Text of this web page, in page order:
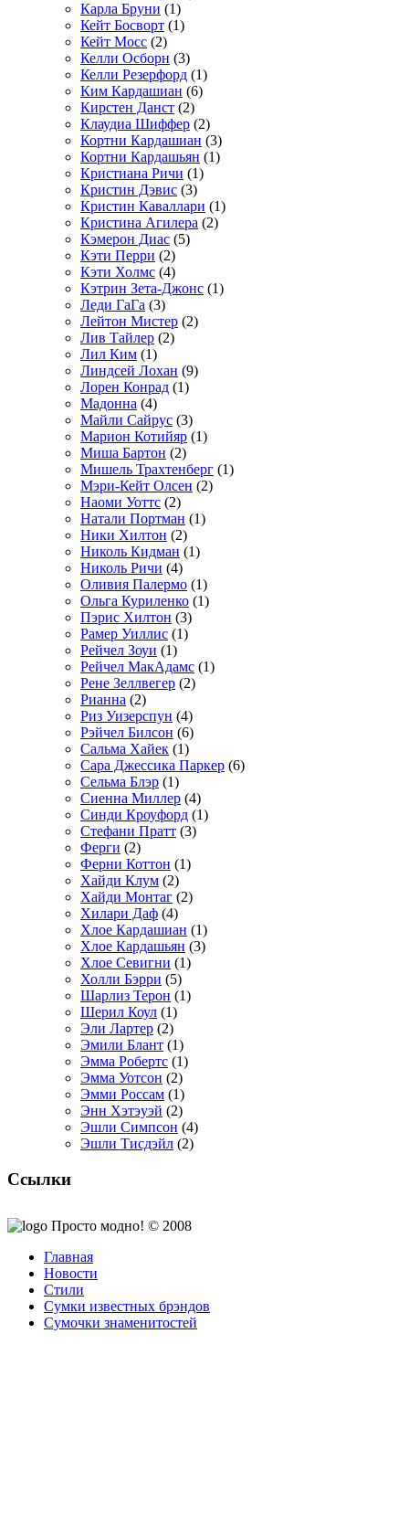
Карла Бруни (1)
Кейт Босворт (1)
Кейт Мосс (2)
Келли Осборн (3)
Келли Резерфорд (1)
Ким Кардашиан (6)
Кирстен Данст (2)
Клаудиа Шиффер (2)
Кортни Кардашиан (3)
Кортни Кардашьян (1)
Кристиана Ричи (1)
Кристин Дэвис (3)
Кристин Каваллари (1)
Кристина Агилера (2)
Кэмерон Диас (5)
Кэти Перри (2)
Кэти Холмс (4)
Кэтрин Зета-Джонс (1)
Леди ГаГа (3)
Лейтон Мистер (2)
Лив Тайлер (2)
Лил Ким (1)
Линдсей Лохан (9)
Лорен Конрад (1)
Мадонна (4)
Майли Сайрус (3)
Марион Котийяр (1)
Миша Бартон (2)
Мишель Трахтенберг (1)
Мэри-Кейт Олсен (2)
Наоми Уоттс (2)
Натали Портман (1)
Ники Хилтон (2)
Николь Кидман (1)
Николь Ричи (4)
Оливия Палермо (1)
Ольга Куриленко (1)
Пэрис Хилтон (3)
Рамер Уиллис (1)
Рейчел Зоуи (1)
Рейчел МакАдамс (1)
Рене Зеллвегер (2)
Рианна (2)
Риз Уизерспун (4)
Рэйчел Билсон (6)
Сальма Хайек (1)
Сара Джессика Паркер (6)
Сельма Блэр (1)
Сиенна Миллер (4)
Синди Кроуфорд (1)
Стефани Пратт (3)
Ферги (2)
Ферни Коттон (1)
Хайди Клум (2)
Хайди Монтаг (2)
Хилари Даф (4)
Хлое Кардашиан (1)
Хлое Кардашьян (3)
Хлое Севигни (1)
Холли Бэрри (5)
Шарлиз Терон (1)
Шерил Коул (1)
Эли Лартер (2)
Эмили Блант (1)
Эмма Робертс (1)
Эмма Уотсон (2)
Эмми Россам (1)
Энн Хэтэуэй (2)
Эшли Симпсон (4)
Эшли Тисдэйл (2)
Ссылки
Просто модно! © 2008
Главная
Новости
Стили
Сумки известных брэндов
Сумочки знаменитостей